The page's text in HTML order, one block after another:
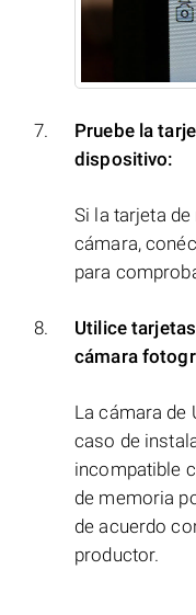
Pruebe la
dispositivo:
Si la tarjeta
cámara,
para
Utilice
cámara
La cámara de
caso de
incompatible
de memoria
de acuerdo
productor.